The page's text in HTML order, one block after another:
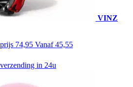
VINZ
74,95 Vanaf 45,55
in 24u